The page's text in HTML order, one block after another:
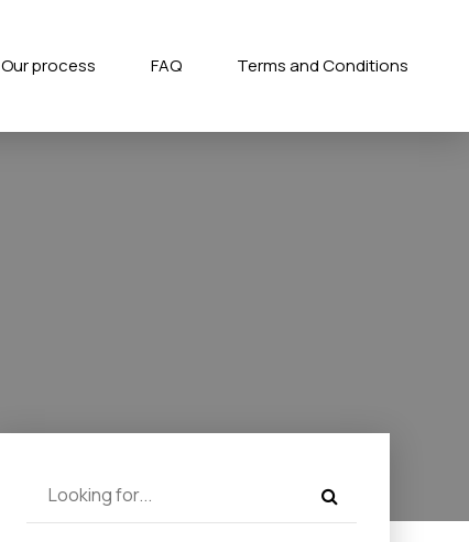
Our process FAQ Terms and Conditions